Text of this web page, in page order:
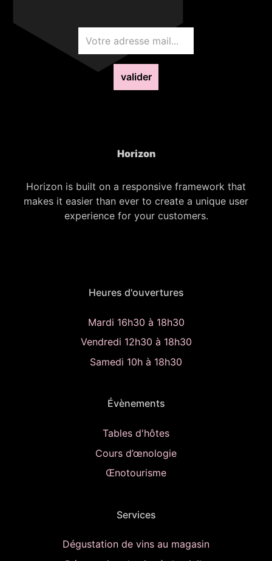
valider
Horizon
Horizon is built on a responsive framework that
makes it easier than ever to create a unique user
experience for your customers.
Heures d'ouvertures
Mardi 16h30 à 18h30
Vendredi 12h30 à 18h30
Samedi 10h à 18h30
Évènements
Tables d'hôtes
Cours d’œnologie
Œnotourisme
Services
Dégustation de vins au magasin